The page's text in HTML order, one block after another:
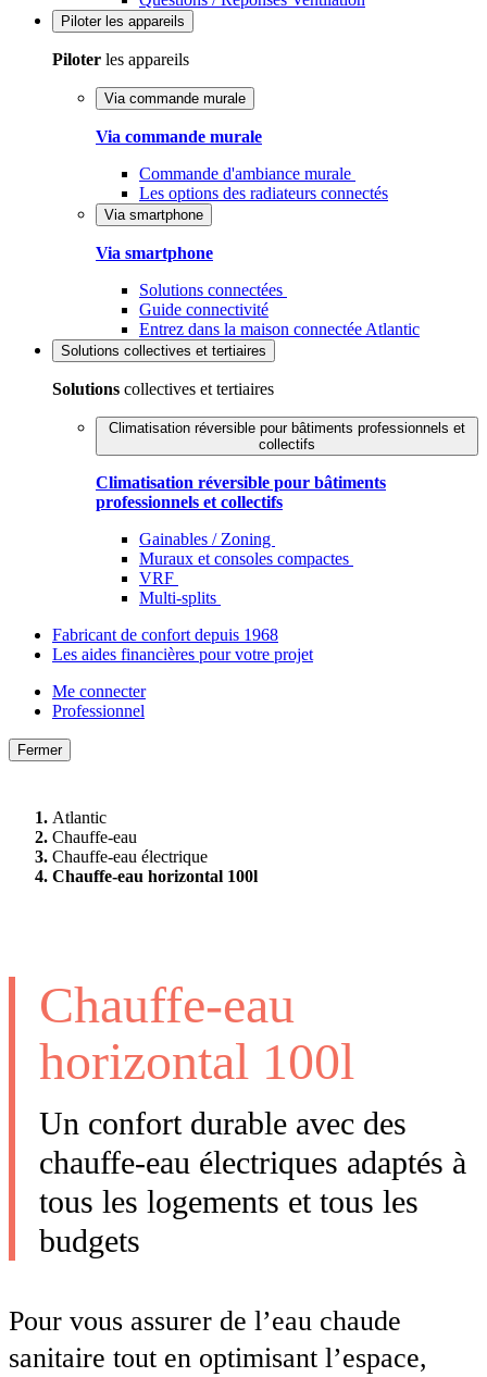
Piloter les appareils
Piloter les appareils
Via commande murale
Via commande murale
Commande d'ambiance murale
Les options des radiateurs connectés
Via smartphone
Via smartphone
Solutions connectées
Guide connectivité
Entrez dans la maison connectée Atlantic
Solutions collectives et tertiaires
Solutions collectives et tertiaires
Climatisation réversible pour bâtiments professionnels et
collectifs
Climatisation réversible pour bâtiments
professionnels et collectifs
Gainables / Zoning
Muraux et consoles compactes
VRF
Multi-splits
Fabricant de confort depuis 1968
Les aides financières pour votre projet
Me connecter
Professionnel
Fermer
Atlantic
Chauffe-eau
Chauffe-eau électrique
Chauffe-eau horizontal 100l
Chauffe-eau
horizontal 100l
Un confort durable avec des
chauffe-eau électriques adaptés à
tous les logements et tous les
budgets
Pour vous assurer de l’eau chaude
sanitaire tout en optimisant l’espace,